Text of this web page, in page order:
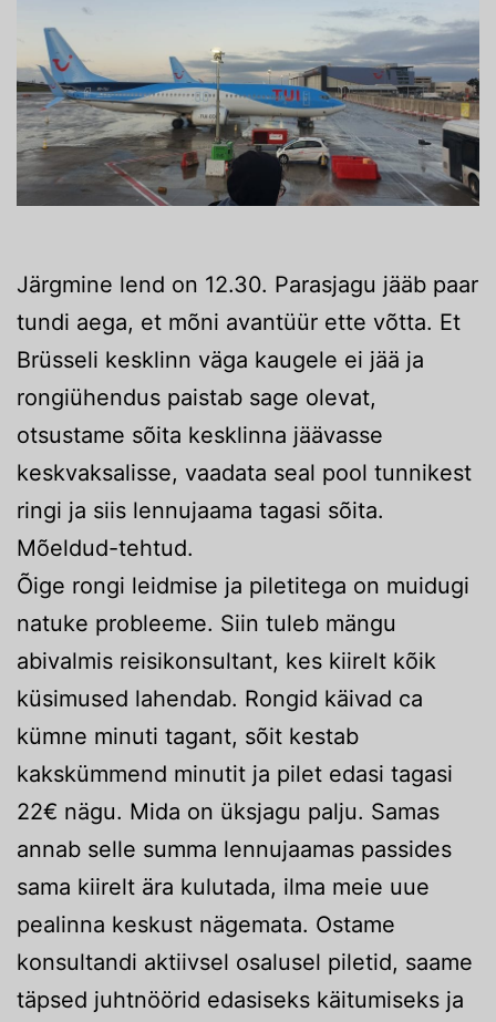
Järgmine lend on 12.30. Parasjagu jääb paar
tundi aega, et mõni avantüür ette võtta. Et
Brüsseli kesklinn väga kaugele ei jää ja
rongiühendus paistab sage olevat,
otsustame sõita kesklinna jäävasse
keskvaksalisse, vaadata seal pool tunnikest
ringi ja siis lennujaama tagasi sõita.
Mõeldud-tehtud.
Õige rongi leidmise ja piletitega on muidugi
natuke probleeme. Siin tuleb mängu
abivalmis reisikonsultant, kes kiirelt kõik
küsimused lahendab. Rongid käivad ca
kümne minuti tagant, sõit kestab
kakskümmend minutit ja pilet edasi tagasi
22€ nägu. Mida on üksjagu palju. Samas
annab selle summa lennujaamas passides
sama kiirelt ära kulutada, ilma meie uue
pealinna keskust nägemata. Ostame
konsultandi aktiivsel osalusel piletid, saame
täpsed juhtnöörid edasiseks käitumiseks ja